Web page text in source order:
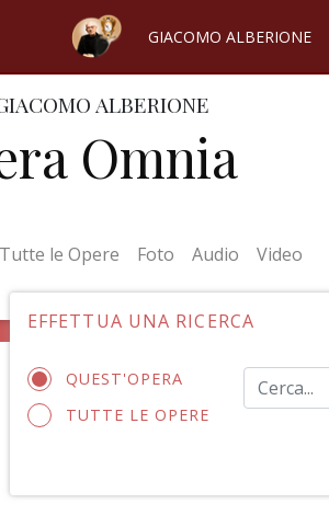
GIACOMO ALBERIONE
ALBERIONE
Omnia
Tutte le Opere Foto Audio Video
EFFETTUA UNA RICERCA
QUEST'OPERA
TUTTE LE OPERE